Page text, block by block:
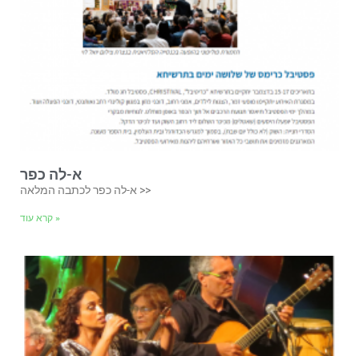
א-לה כפר
א-לה כפר לכתבה המלאה >>
קרא עוד »